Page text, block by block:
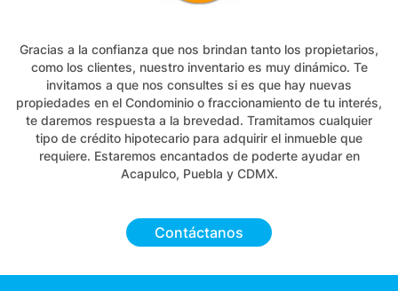
Gracias a la confianza que nos brindan tanto los propietarios,
como los clientes, nuestro inventario es muy dinámico. Te
invitamos a que nos consultes si es que hay nuevas
propiedades en el Condominio o fraccionamiento de tu interés,
te daremos respuesta a la brevedad. Tramitamos cualquier
tipo de crédito hipotecario para adquirir el inmueble que
requiere. Estaremos encantados de poderte ayudar en
Acapulco, Puebla y CDMX.
Contáctanos